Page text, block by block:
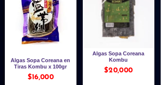
Algas Sopa Coreana en
Tiras Kombu x 100gr
$16,000
Algas Sopa Coreana
Kombu
$20,000